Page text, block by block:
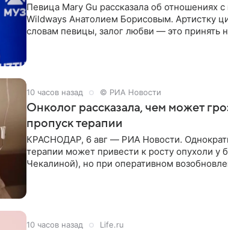
Певица Mary Gu рассказала об
Wildways Анатолием Борисовым. Артистку
словам певицы, залог любви — это принять
10 часов назад © РИА Новости
Онколог рассказала, чем может
пропуск терапии
КРАСНОДАР, 6 авг — РИА Новости.
терапии может привести к росту опухоли у
Чекалиной), но при оперативном
10 часов назад Life.ru